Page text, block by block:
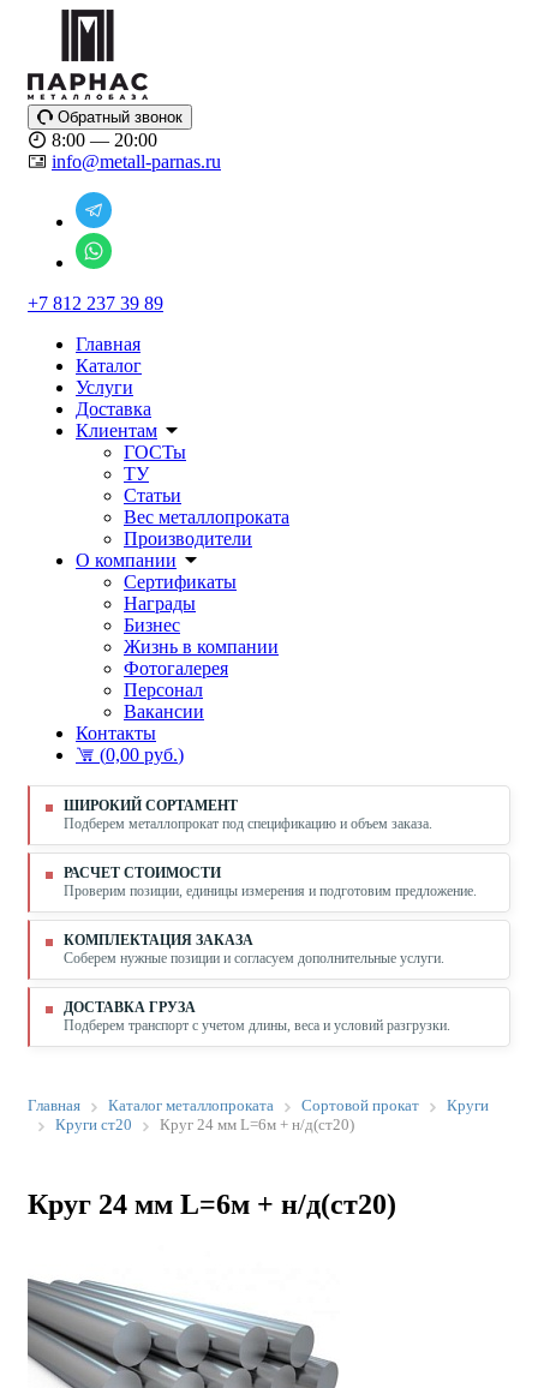
Обратный звонок
8:00 — 20:00
info@metall-parnas.ru
+7 812 237 39 89
Главная
Каталог
Услуги
Доставка
Клиентам
ГОСТы
ТУ
Статьи
Вес металлопроката
Производители
О компании
Сертификаты
Награды
Бизнес
Жизнь в компании
Фотогалерея
Персонал
Вакансии
Контакты
(0,00 руб.)
ШИРОКИЙ СОРТАМЕНТ
Подберем металлопрокат под спецификацию и объем заказа.
РАСЧЕТ СТОИМОСТИ
Проверим позиции, единицы измерения и подготовим предложение.
КОМПЛЕКТАЦИЯ ЗАКАЗА
Соберем нужные позиции и согласуем дополнительные услуги.
ДОСТАВКА ГРУЗА
Подберем транспорт с учетом длины, веса и условий разгрузки.
Главная Каталог металлопроката Сортовой прокат
Круги
Круги ст20
Круг 24 мм L=6м + н/д(ст20)
Круг 24 мм L=6м + н/д(ст20)